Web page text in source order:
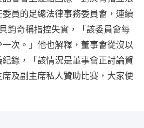
員的足總法律事務委員會，連續
鈞奇稱指控失實，「該委員會每
次。」他也解釋，董事會從沒以
錄，「該情況是董事會正討論賀
及副主席私人贊助比賽，大家便